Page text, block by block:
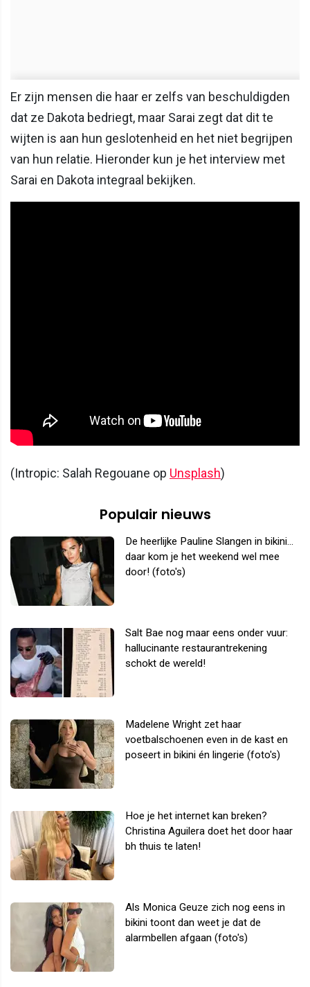
Er zijn mensen die haar er zelfs van beschuldigden
dat ze Dakota bedriegt, maar Sarai zegt dat dit te
wijten is aan hun geslotenheid en het niet begrijpen
van hun relatie. Hieronder kun je het interview met
Sarai en Dakota integraal bekijken.
(Intropic: Salah Regouane op Unsplash)
Populair nieuws
De heerlijke Pauline Slangen in bikini...
daar kom je het weekend wel mee
door! (foto's)
Salt Bae nog maar eens onder vuur:
hallucinante restaurantrekening
schokt de wereld!
Madelene Wright zet haar
voetbalschoenen even in de kast en
poseert in bikini én lingerie (foto's)
Hoe je het internet kan breken?
Christina Aguilera doet het door haar
bh thuis te laten!
Als Monica Geuze zich nog eens in
bikini toont dan weet je dat de
alarmbellen afgaan (foto's)